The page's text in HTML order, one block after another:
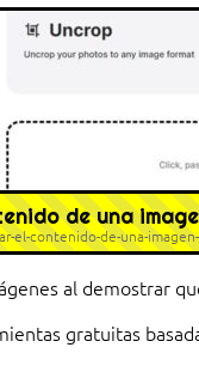
de una
el-contenido-de-una-
al demostrar
gratuitas